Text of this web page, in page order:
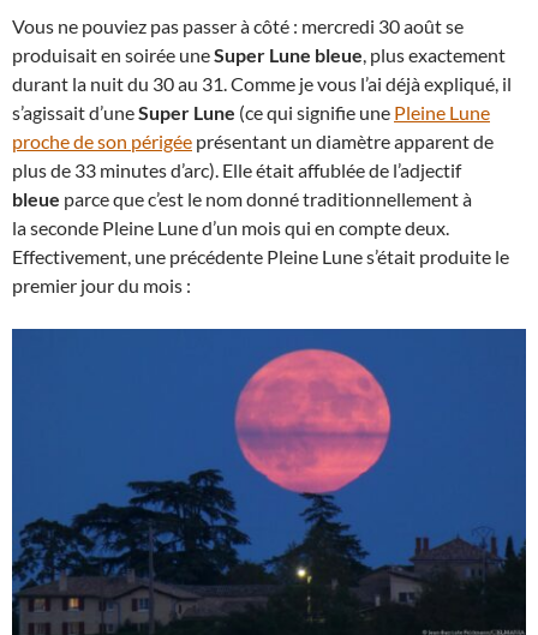
Vous ne pouviez pas passer à côté : mercredi 30 août se
produisait en soirée uneSuper Lune bleue, plus exactement
durant la nuit du 30 au 31. Comme je vous l’ai déjà expliqué, il
s’agissait d’uneSuper Lune (ce qui signifie une Pleine Lune
proche de son périgée présentant un diamètre apparent de
plus de 33 minutes d’arc). Elle était affublée de l’adjectif
bleue parce que c’est le nom donné traditionnellement à
la seconde Pleine Lune d’un mois qui en compte deux.
Effectivement, une précédente Pleine Lune s’était produite le
premier jour du mois :